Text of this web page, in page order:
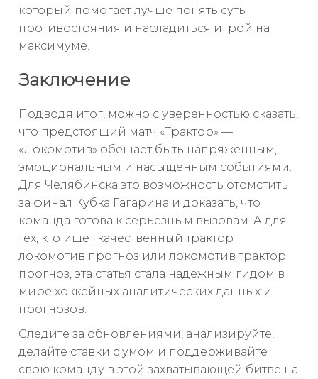
который помогает лучше понять суть
противостояния и насладиться игрой на
максимуме.
Заключение
Подводя итог, можно с уверенностью сказать,
что предстоящий матч «Трактор» —
«Локомотив» обещает быть напряжённым,
эмоциональным и насыщенным событиями.
Для Челябинска это возможность отомстить
за финал Кубка Гагарина и доказать, что
команда готова к серьёзным вызовам. А для
тех, кто ищет качественный трактор
локомотив прогноз или локомотив трактор
прогноз, эта статья стала надежным гидом в
мире хоккейных аналитических данных и
прогнозов.
Следите за обновлениями, анализируйте,
делайте ставки с умом и поддерживайте
свою команду в этой захватывающей битве на